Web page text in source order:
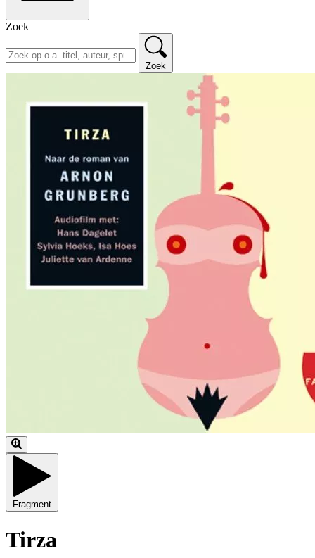
Zoek
Zoek
Fragment
Tirza